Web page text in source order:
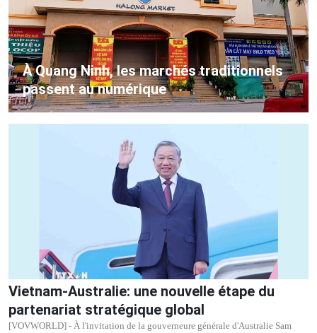
À Quang Ninh, les marchés traditionnels
passent au numérique
Vietnam-Australie: une nouvelle étape du
partenariat stratégique global
[VOVWORLD] - À l'invitation de la gouverneure générale d'Australie Sam